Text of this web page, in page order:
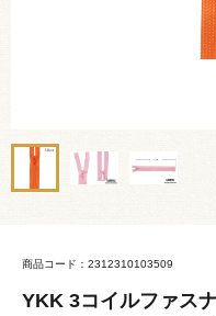
商品コード：2312310103509
YKK 3コイルファス